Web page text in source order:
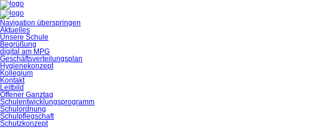
Navigation überspringen
Aktuelles
Unsere Schule
Begrüßung
digital am MPG
Geschäftsverteilungsplan
Hygienekonzept
Kollegium
Kontakt
Leitbild
Offener Ganztag
Schulentwicklungsprogramm
Schulordnung
Schulpflegschaft
Schutzkonzept